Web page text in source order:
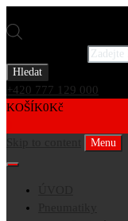
Hledat
+420 777 129 000
KOŠÍK0Kč
Menu